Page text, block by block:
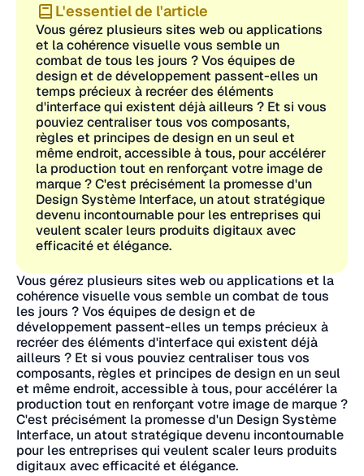
L'essentiel de l'article
Vous gérez plusieurs sites web ou applications
et la cohérence visuelle vous semble un
combat de tous les jours ? Vos équipes de
design et de développement passent-elles un
temps précieux à recréer des éléments
d'interface qui existent déjà ailleurs ? Et si vous
pouviez centraliser tous vos composants,
règles et principes de design en un seul et
même endroit, accessible à tous, pour accélérer
la production tout en renforçant votre image de
marque ? C'est précisément la promesse d'un
Design Système Interface, un atout stratégique
devenu incontournable pour les entreprises qui
veulent scaler leurs produits digitaux avec
efficacité et élégance.
Vous gérez plusieurs sites web ou applications et la
cohérence visuelle vous semble un combat de tous
les jours ? Vos équipes de design et de
développement passent-elles un temps précieux à
recréer des éléments d'interface qui existent déjà
ailleurs ? Et si vous pouviez centraliser tous vos
composants, règles et principes de design en un seul
et même endroit, accessible à tous, pour accélérer la
production tout en renforçant votre image de marque ?
C'est précisément la promesse d'un Design Système
Interface, un atout stratégique devenu incontournable
pour les entreprises qui veulent scaler leurs produits
digitaux avec efficacité et élégance.